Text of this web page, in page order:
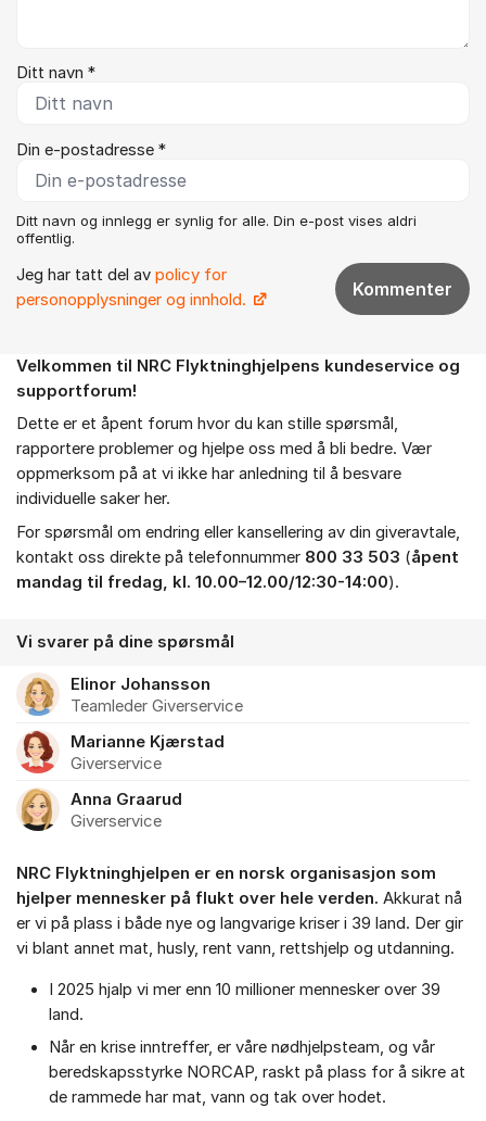
Ditt navn *
Din e-postadresse *
Ditt navn og innlegg er synlig for alle. Din e-post vises aldri
offentlig.
Jeg har tatt del av policy for
personopplysninger og innhold.
Kommenter
Om forumet
Velkommen til NRC Flyktninghjelpens kundeservice og
supportforum!
Dette er et åpent forum hvor du kan stille spørsmål,
rapportere problemer og hjelpe oss med å bli bedre. Vær
oppmerksom på at vi ikke har anledning til å besvare
individuelle saker her.
For spørsmål om endring eller kansellering av din giveravtale,
kontakt oss direkte på telefonnummer 800 33 503 (åpent
mandag til fredag, kl. 10.00–12.00/12:30-14:00).
Vi svarer på dine spørsmål
Elinor Johansson
Teamleder Giverservice
Marianne Kjærstad
Giverservice
Anna Graarud
Giverservice
NRC Flyktninghjelpen er en norsk organisasjon som
hjelper mennesker på flukt over hele verden. Akkurat nå
er vi på plass i både nye og langvarige kriser i 39 land. Der gir
vi blant annet mat, husly, rent vann, rettshjelp og utdanning.
I 2025 hjalp vi mer enn 10 millioner mennesker over 39
land.
Når en krise inntreffer, er våre nødhjelpsteam, og vår
beredskapsstyrke NORCAP, raskt på plass for å sikre at
de rammede har mat, vann og tak over hodet.